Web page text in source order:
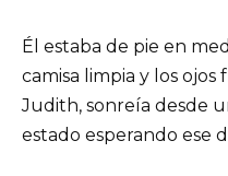
Él estaba de pie en
camisa limpia y los ojos
Judith, sonreía desde
estado esperando ese